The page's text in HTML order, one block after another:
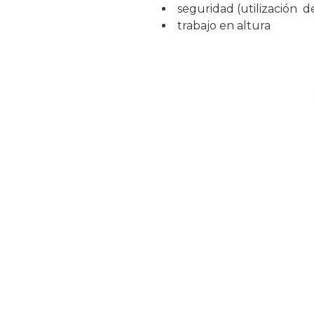
seguridad (utilización
trabajo en altura